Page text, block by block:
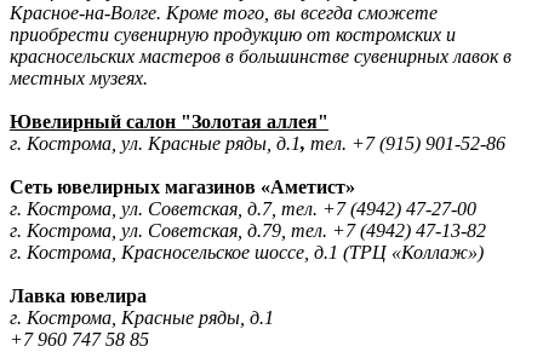
Красное-на-Волге. Кроме того, вы всегда сможете
приобрести сувенирную продукцию от костромских и
красносельских мастеров в большинстве сувенирных лавок в
местных музеях.
Ювелирный салон "Золотая аллея"
г. Кострома, ул. Красные ряды, д.1, тел. +7 (915) 901-52-86
Сеть ювелирных магазинов «Аметист»
г. Кострома, ул. Советская, д.7, тел. +7 (4942) 47-27-00
г. Кострома, ул. Советская, д.79, тел. +7 (4942) 47-13-82
г. Кострома, Красносельское шоссе, д.1 (ТРЦ «Коллаж»)
Лавка ювелира
г. Кострома, Красные ряды, д.1
+7 960 747 58 85